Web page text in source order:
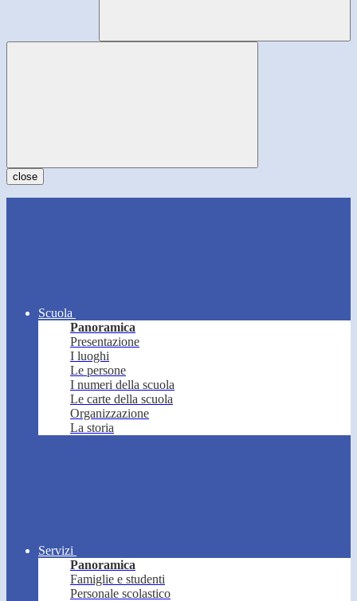
close
Scuola
Panoramica
Presentazione
I luoghi
Le persone
I numeri della scuola
Le carte della scuola
Organizzazione
La storia
Servizi
Panoramica
Famiglie e studenti
Personale scolastico